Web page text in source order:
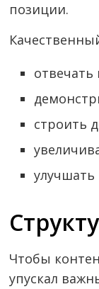
позиции.
отвечать
строить
Чтобы
упускал